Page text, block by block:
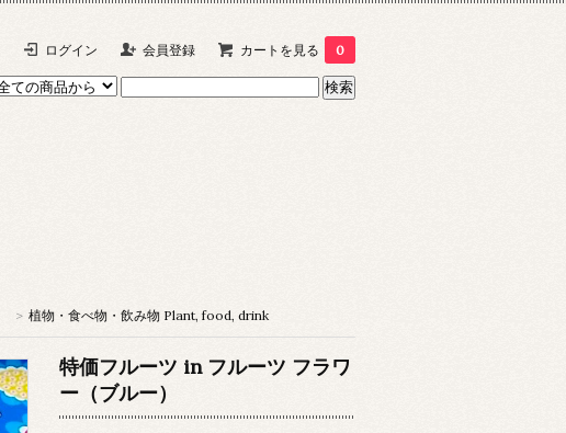
ログイン 会員登録 カートを見る 0
> 植物・食べ物・飲み物 Plant, food, drink
特価フルーツ in フルーツ フラワ
ー（ブルー）